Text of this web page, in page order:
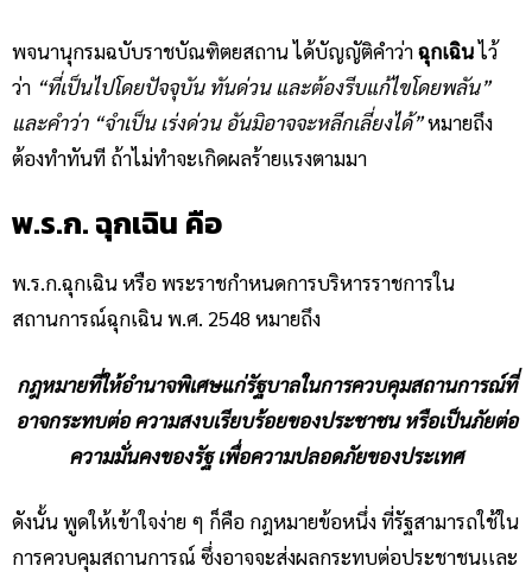
พจนานุกรมฉบับราชบัณฑิตยสถาน ได้บัญญัติคำว่าฉุกเฉินไว้
ว่า “ที่เป็นไปโดยปัจจุบัน ทันด่วน และต้องรีบแก้ไขโดยพลัน”
และคำว่า “จำเป็น เร่งด่วน อันมิอาจจะหลีกเลี่ยงได้”หมายถึง
ต้องทำทันที ถ้าไม่ทำจะเกิดผลร้ายแรงตามมา
พ.ร.ก.ฉุกเฉิน คือ
พ.ร.ก.ฉุกเฉิน หรือ พระราชกำหนดการบริหารราชการใน
สถานการณ์ฉุกเฉิน พ.ศ. 2548 หมายถึง
กฎหมายที่ให้อำนาจพิเศษแก่รัฐบาลในการควบคุมสถานการณ์ที่
อาจกระทบต่อ ความสงบเรียบร้อยของประชาชน หรือเป็นภัยต่อ
ความมั่นคงของรัฐ เพื่อความปลอดภัยของประเทศ
ดังนั้น พูดให้เข้าใจง่าย ๆ ก็คือ กฎหมายข้อหนึ่ง ที่รัฐสามารถใช้ใน
การควบคุมสถานการณ์ ซึ่งอาจจะส่งผลกระทบต่อประชาชนเเละ